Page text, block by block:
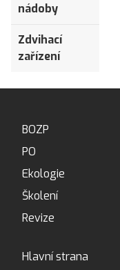
nádoby
Zdvihací
zařízení
BOZP
PO
Ekologie
Školení
Revize
Hlavní strana